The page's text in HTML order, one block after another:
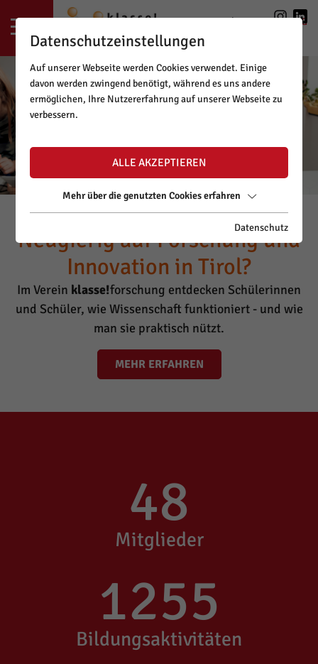
LOGIN|REGISTRIERUNG
Neugierig auf Forschung und
Innovation in Tirol?
Im Verein klasse!forschung entdecken Schülerinnen
und Schüler, wie Wissenschaft funktioniert - und wie
man sie praktisch nützt.
MEHR ERFAHREN
48
Mitglieder
1255
Bildungsaktivitäten
Datenschutzeinstellungen
Auf unserer Webseite werden Cookies verwendet. Einige
davon werden zwingend benötigt, während es uns andere
ermöglichen, Ihre Nutzererfahrung auf unserer Webseite zu
verbessern.
ALLE AKZEPTIEREN
Mehr über die genutzten Cookies erfahren
Datenschutz